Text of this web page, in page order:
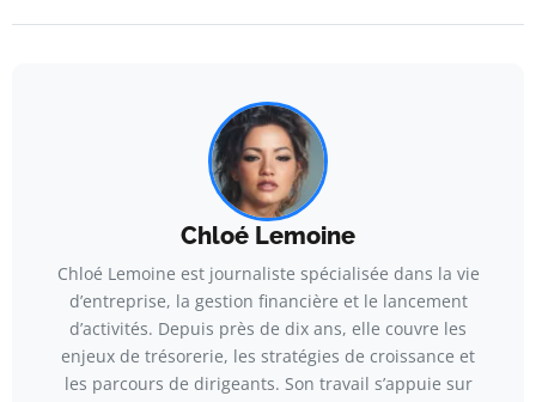
Chloé Lemoine
Chloé Lemoine est journaliste spécialisée dans la vie
d’entreprise, la gestion financière et le lancement
d’activités. Depuis près de dix ans, elle couvre les
enjeux de trésorerie, les stratégies de croissance et
les parcours de dirigeants. Son travail s’appuie sur